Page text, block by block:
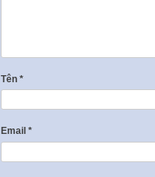
Tên *
Email *